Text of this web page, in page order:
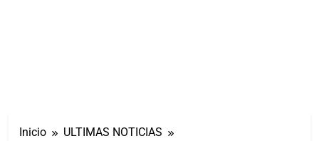
Inicio
ULTIMAS NOTICIAS